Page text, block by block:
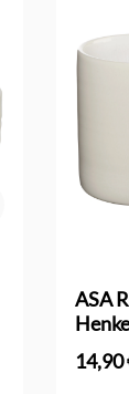
ASA
white
14,90